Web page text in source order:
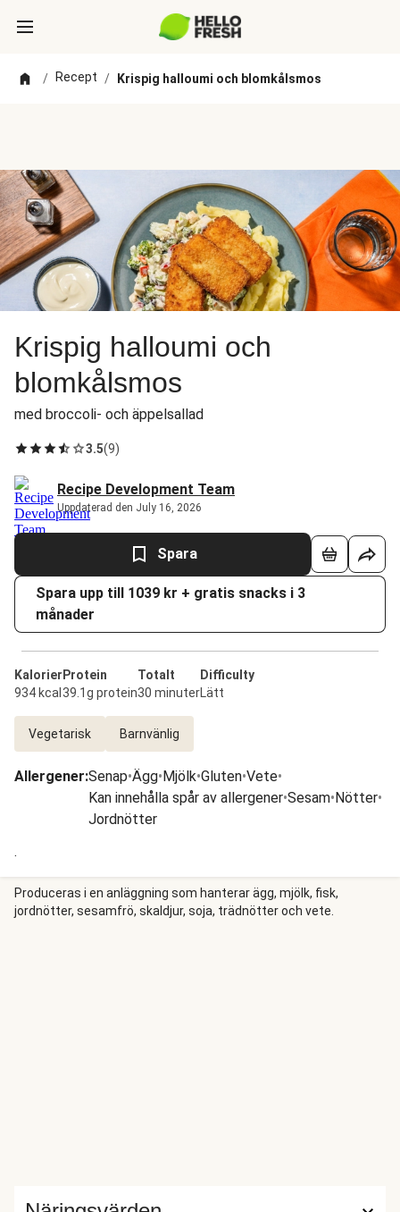
/ Recept / Krispig halloumi och blomkålsmos
Krispig halloumi och
blomkålsmos
med broccoli- och äppelsallad
3.5(9)
Recipe Development Team
Uppdaterad den July 16, 2026
Spara
Spara upp till 1039 kr + gratis snacks i 3
månader
Kalorier
934 kcal
Protein
39.1g protein
Totalt
30 minuter
Difficulty
Lätt
Vegetarisk Barnvänlig
Allergener:Senap•Ägg•Mjölk•Gluten•Vete•
Kan innehålla spår av allergener•Sesam•Nötter•
Jordnötter
.
Produceras i en anläggning som hanterar ägg, mjölk, fisk,
jordnötter, sesamfrö, skaldjur, soja, trädnötter och vete.